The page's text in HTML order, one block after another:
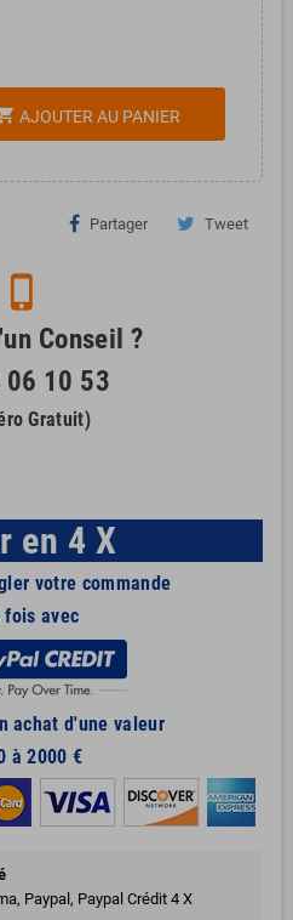
AJOUTER AU PANIER
Partager Tweet
phone_iphone
Conseil ?
06 10 53
Gratuit)
en 4 X
votre commande
fois avec
achat d'une valeur
à 2000 €
Paypal, Paypal Crédit 4 X